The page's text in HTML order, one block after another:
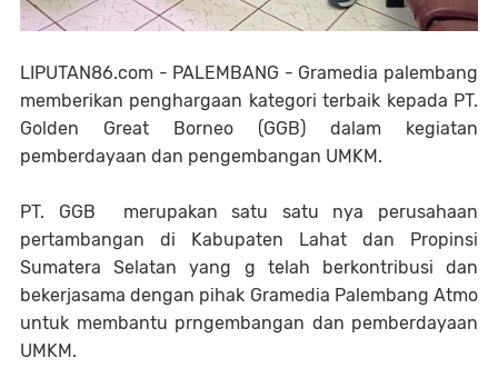
LIPUTAN86.com - PALEMBANG - Gramedia palembang
memberikan penghargaan kategori terbaik kepada PT.
Golden Great Borneo (GGB) dalam kegiatan
pemberdayaan dan pengembangan UMKM.
PT. GGB merupakan satu satu nya perusahaan
pertambangan di Kabupaten Lahat dan Propinsi
Sumatera Selatan yang g telah berkontribusi dan
bekerjasama dengan pihak Gramedia Palembang Atmo
untuk membantu prngembangan dan pemberdayaan
UMKM.